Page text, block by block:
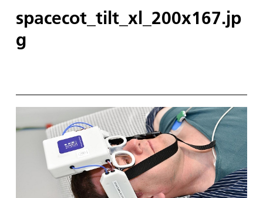
spacecot_tilt_xl_200x167.jp
g